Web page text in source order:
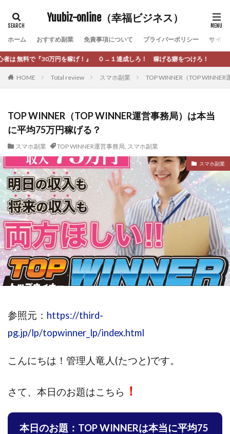
Yuubiz-online（幸福ビジネス）
ホーム おすすめ副業 免責事項について プライバーポリシー サイト
』 ０→１達成しろ！ 稼げる癖をつけろ！
HOME Total review スマホ副業 TOP WINNER（TOP
TOP WINNER（TOP WINNER運営事務局）は本当
に平均75万円稼げる？
スマホ副業 TOP WINNER運営事務局, スマホ副業
スマホ副業
参照元： https://third-
pg.jp/lp/topwinner_lp/index.html
こんにちは！ 管理人竜人(たつと)です。
さて、 本日のお題はこちら ！
本日のお題：TOP WINNERは本当に平均75
タグ
[公式]マネツク 松永千代 本田
杉本 裕介
村上翔吾
村岡 大樹 村麻巴香
松尾健一郎
松澤英二
本当にあったうまい話
松野有希
柏木直人
栗原久美子
株式会社 e-FLAGS
株式会社 FREDERIQS
株式会社 安藤企画
株式会社 業
株式会社１(イチ)
株式会社8Bee
本橋へいすけ
木村大輔
株式会社Appacle
日給5万円可能なながら感覚の副収入アプリ
投資
投資家 亜依
攝津智洋
放置ISマネー(放置 is money)
斉藤 敏雄
斎藤 敏雄 新井 孝弘
新井 悠馬
新川卓也
新選組(ガチンコ副業投資)
望月詩織
暮らしのノマド
最先端スマホワーク
最新AI 5つの錬金術
最短即日>>高収入
有限会社エステージア
有限会社ユースフルインフォ
株式会社8EIGHT8
株式会社Asset Cube
株式会社NEXT LEVEL
株式会社NKcreative
株式会社PACHA(パチャ)